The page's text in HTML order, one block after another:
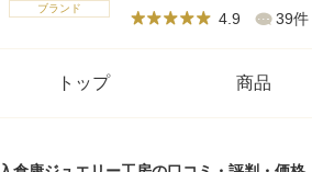
ブランド
4.9 39件
トップ 商品